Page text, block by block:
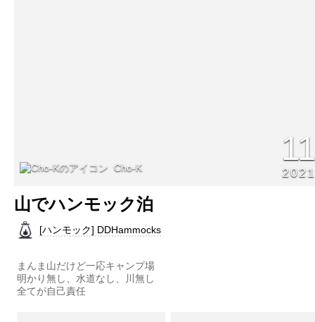
Cho-K 2021
山でハンモック泊
[ハンモック] DDHammocks
まんま山だけど一応キャンプ場
明かり無し、水道なし、川無し
全てが自己責任